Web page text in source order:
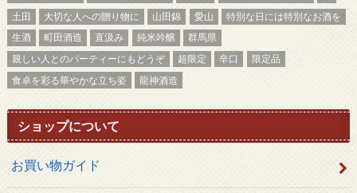
土田
大切な人への贈り物に 山田錦 愛山
特別な日には特別なお酒を
生酒
町田酒造 直汲み 純米吟醸
群馬県
親しい人とのパーティーにもどうぞ
超限定 辛口
限定品
食卓を彩る華やかな立ち姿
龍神酒造
ショップについて
お買い物ガイド